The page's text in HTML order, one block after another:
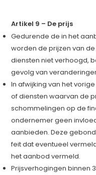
Artikel 9 – De prijs
Gedurende de in het
worden de prijzen van
diensten niet verhoogd,
gevolg van
In afwijking van het
of diensten waarvan de
schommelingen op de
ondernemer geen
aanbieden. Deze
feit dat eventueel
het aanbod vermeld.
Prijsverhogingen binnen